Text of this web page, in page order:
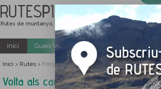
RUTESPIRINEUS
Rutes de muntanya, senderisme i excursions
Inici Guies Web i PDF gratuïtes
Inici > Rutes > Fotografies Volta als camps d'Arnui des de
Volta als camps d'Arnui des de